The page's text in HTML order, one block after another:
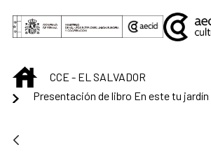
Skip to Main Content
INICIOCCE - EL SALVADOR